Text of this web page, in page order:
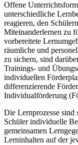
Offene
unterschiedliche
reagieren, den
Miteinanderlernen zu
vorbereitete
räumliche und
zu sichern, sind
Trainings- und
individuellen
differenzierende
Individualförderung
Die Lernprozesse sind
Schüler individuelle
gemeinsamen
Lerninhalten auf der